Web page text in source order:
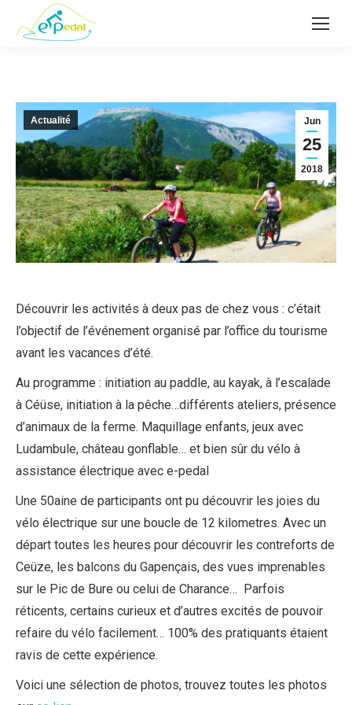
Jun
25
2018
Actualité
Découvrir les activités à deux pas de chez vous : c’était
l’objectif de l’événement organisé par l’office du tourisme
avant les vacances d’été.
Au programme : initiation au paddle, au kayak, à l’escalade
à Céüse, initiation à la pêche…différents ateliers, présence
d’animaux de la ferme. Maquillage enfants, jeux avec
Ludambule, château gonflable… et bien sûr du vélo à
assistance électrique avec e-pedal
Une 50aine de participants ont pu découvrir les joies du
vélo électrique sur une boucle de 12 kilometres. Avec un
départ toutes les heures pour découvrir les contreforts de
Ceüze, les balcons du Gapençais, des vues imprenables
sur le Pic de Bure ou celui de Charance… Parfois
réticents, certains curieux et d’autres excités de pouvoir
refaire du vélo facilement… 100% des pratiquants étaient
ravis de cette expérience.
Voici une sélection de photos, trouvez toutes les photos